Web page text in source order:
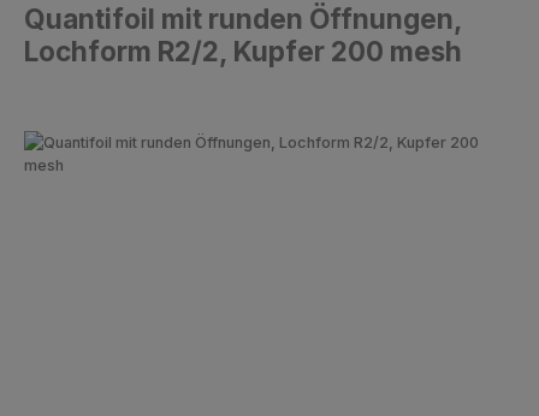
Quantifoil mit runden Öffnungen,
Lochform R2/2, Kupfer 200 mesh
Bildergalerie überspringen